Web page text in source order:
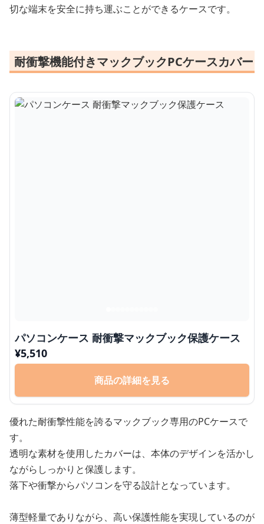
切な端末を安全に持ち運ぶことができるケースです。
耐衝撃機能付きマックブックPCケースカバー
パソコンケース 耐衝撃マックブック保護ケース
¥5,510
商品の詳細を見る
優れた耐衝撃性能を誇るマックブック専用のPCケースで
す。
透明な素材を使用したカバーは、本体のデザインを活かし
ながらしっかりと保護します。
落下や衝撃からパソコンを守る設計となっています。
薄型軽量でありながら、高い保護性能を実現しているのが